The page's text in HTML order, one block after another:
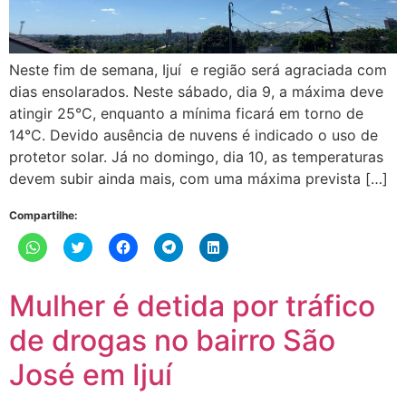
Neste fim de semana, Ijuí e região será agraciada com
dias ensolarados. Neste sábado, dia 9, a máxima deve
atingir 25°C, enquanto a mínima ficará em torno de
14°C. Devido ausência de nuvens é indicado o uso de
protetor solar. Já no domingo, dia 10, as temperaturas
devem subir ainda mais, com uma máxima prevista […]
Compartilhe:
Clique
para
WhatsApp(abre
em
nova
janela)
Clique
para
Twitter(abre
em
nova
Clique
para
Facebook(abre
em
nova
Clique
para
Telegram(abre
em
nova
janela)
Clique
para
em
nova
janela)
Mulher é detida por tráfico
de drogas no bairro São
José em Ijuí